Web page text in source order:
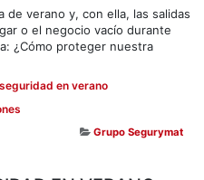
de verano y, con ella, las salidas
o el negocio vacío durante
¿Cómo proteger nuestra
en verano
Grupo Segurymat